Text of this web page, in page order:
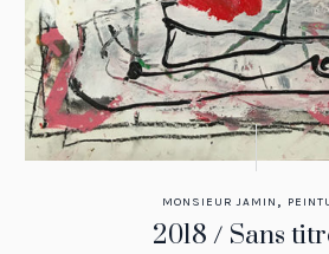
MONSIEUR JAMIN ,
2018 / Sans